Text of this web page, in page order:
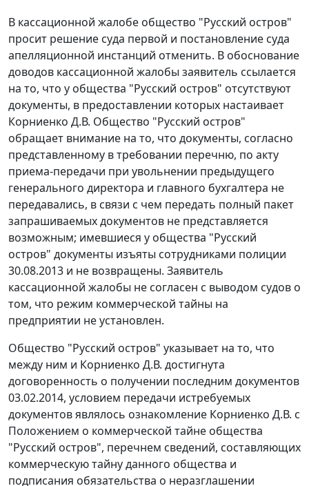
В кассационной жалобе общество "Русский остров"
просит решение суда первой и постановление суда
апелляционной инстанций отменить. В обоснование
доводов кассационной жалобы заявитель ссылается
на то, что у общества "Русский остров" отсутствуют
документы, в предоставлении которых настаивает
Корниенко Д.В. Общество "Русский остров"
обращает внимание на то, что документы, согласно
представленному в требовании перечню, по акту
приема-передачи при увольнении предыдущего
генерального директора и главного бухгалтера не
передавались, в связи с чем передать полный пакет
запрашиваемых документов не представляется
возможным; имевшиеся у общества "Русский
остров" документы изъяты сотрудниками полиции
30.08.2013 и не возвращены. Заявитель
кассационной жалобы не согласен с выводом судов о
том, что режим коммерческой тайны на
предприятии не установлен.
Общество "Русский остров" указывает на то, что
между ним и Корниенко Д.В. достигнута
договоренность о получении последним документов
03.02.2014, условием передачи истребуемых
документов являлось ознакомление Корниенко Д.В. с
Положением о коммерческой тайне общества
"Русский остров", перечнем сведений, составляющих
коммерческую тайну данного общества и
подписания обязательства о неразглашении